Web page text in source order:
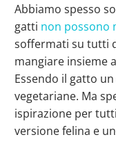
Abbiamo spesso
gatti non possono
soffermati su tutti
mangiare insieme
Essendo il gatto
vegetariane. Ma
ispirazione per
versione felina e